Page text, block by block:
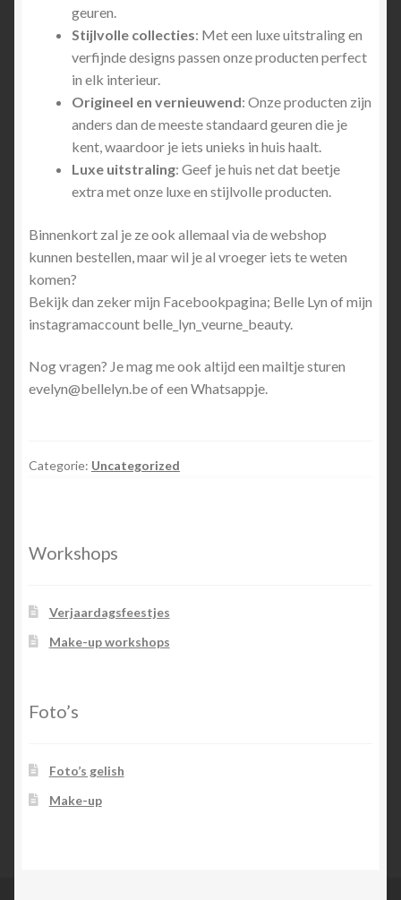
geuren.
Stijlvolle collecties: Met een luxe uitstraling en
verfijnde designs passen onze producten perfect
in elk interieur.
Origineel en vernieuwend: Onze producten zijn
anders dan de meeste standaard geuren die je
kent, waardoor je iets unieks in huis haalt.
Luxe uitstraling: Geef je huis net dat beetje
extra met onze luxe en stijlvolle producten.
Binnenkort zal je ze ook allemaal via de webshop
kunnen bestellen, maar wil je al vroeger iets te weten
komen?
Bekijk dan zeker mijn Facebookpagina; Belle Lyn of mijn
instagramaccount belle_lyn_veurne_beauty.
Nog vragen? Je mag me ook altijd een mailtje sturen
evelyn@bellelyn.be of een Whatsappje.
Categorie: Uncategorized
Workshops
Verjaardagsfeestjes
Make-up workshops
Foto’s
Foto’s gelish
Make-up